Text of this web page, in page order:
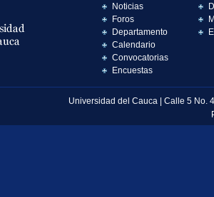
Noticias
Foros
Departamento
Calendario
Convocatorias
Encuestas
Universidad del Cauca | Calle 5 No.